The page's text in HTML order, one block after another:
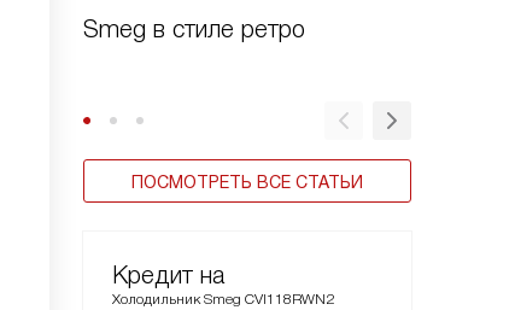
Smeg в стиле ретро
ПОСМОТРЕТЬ ВСЕ СТАТЬИ
Кредит на
Холодильник Smeg CVI118RWN2